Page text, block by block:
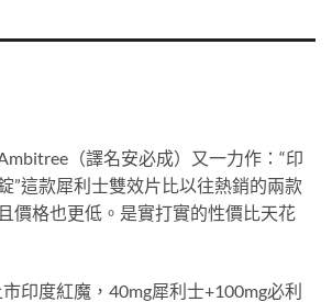
（譯名安必成）又一力作：“印
”這款犀利士雙效片比以往熱銷的兩款
價格也更低。是實打實的性價比天花
印度紅魔，40mg犀利士+100mg必利